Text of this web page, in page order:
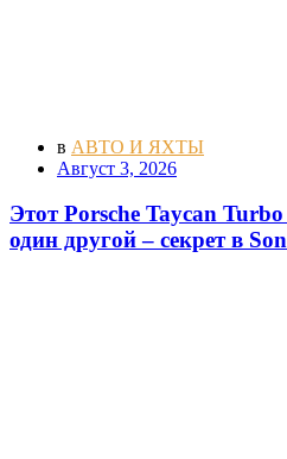
в АВТО И ЯХТЫ
Август 3, 2026
Этот Porsche Taycan
один другой – секрет в